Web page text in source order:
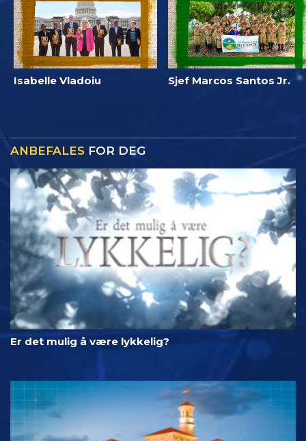
Isabelle Vladoiu Sjef Marcos Santos Jr.
ANBEFALES FOR DEG
Er det mulig å være lykkelig?